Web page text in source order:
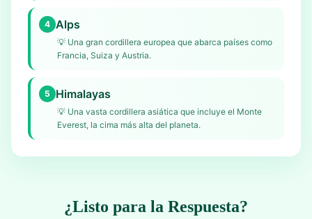
4 Alps
💡 Una gran cordillera europea que abarca países como
Francia, Suiza y Austria.
5 Himalayas
💡 Una vasta cordillera asiática que incluye el Monte
Everest, la cima más alta del planeta.
¿Listo para la Respuesta?